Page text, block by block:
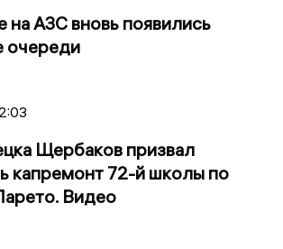
на АЗС вновь появились
очереди
Щербаков призвал
капремонт 72-й школы по
Видео